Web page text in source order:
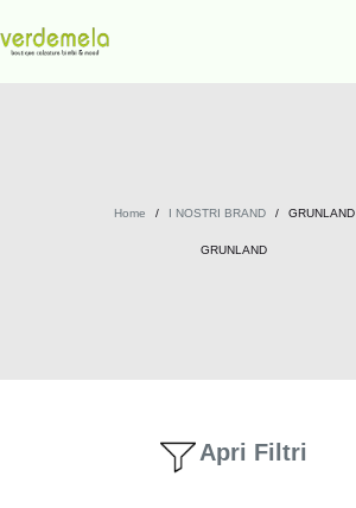
Home / I NOSTRI BRAND / GRUNLAND
GRUNLAND
Apri Filtri